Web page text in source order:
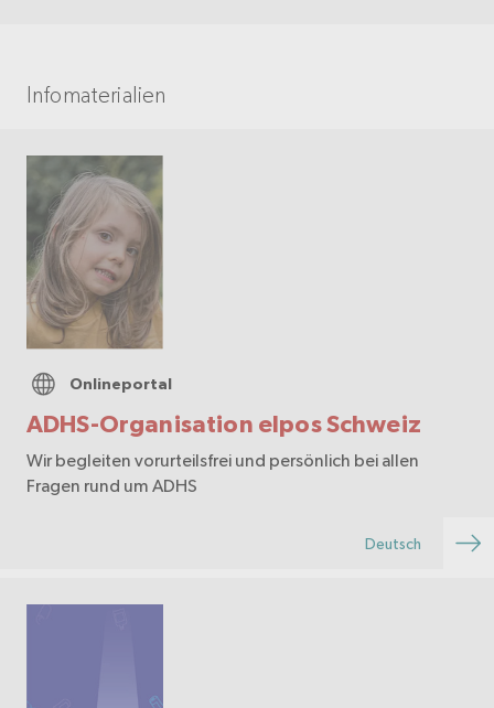
Infomaterialien
ADHS-Organisation elpos Schweiz
Onlineportal
Wir begleiten vorurteilsfrei und persönlich bei allen
Fragen rund um ADHS
Deutsch